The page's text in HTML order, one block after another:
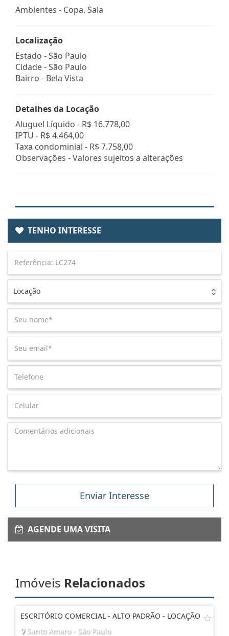
Ambientes - Copa, Sala
Localização
Estado -São Paulo
Cidade -São Paulo
Bairro - Bela Vista
Detalhes da Locação
Aluguel Líquido - R$ 16.778,00
IPTU - R$ 4.464,00
Taxa condominial - R$ 7.758,00
Observações - Valores sujeitos a alterações
TENHO INTERESSE
Locação
Enviar Interesse
AGENDE UMA VISITA
Imóveis Relacionados
ESCRITÓRIO COMERCIAL - ALTO PADRÃO - LOCAÇÃO
Santo Amaro - São Paulo